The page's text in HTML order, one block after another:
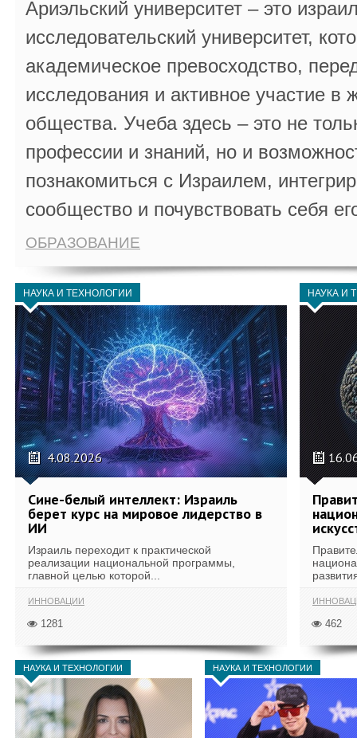
Ариэльский университет – это
исследовательский университет,
академическое превосходство,
исследования и активное участие в
общества. Учеба здесь – это не
профессии и знаний, но и
познакомиться с Израилем,
сообщество и почувствовать себя
ОБРАЗОВАНИЕ
НАУКА И ТЕХНОЛОГИИ
4.08.2026
Сине-белый интеллект: Израиль
берет курс на мировое лидерство в
ИИ
Израиль переходит к практической
реализации национальной программы,
главной целью которой...
ИННОВАЦИИ
1281
НАУКА И
462
НАУКА И ТЕХНОЛОГИИ НАУКА И ТЕХНОЛОГИИ